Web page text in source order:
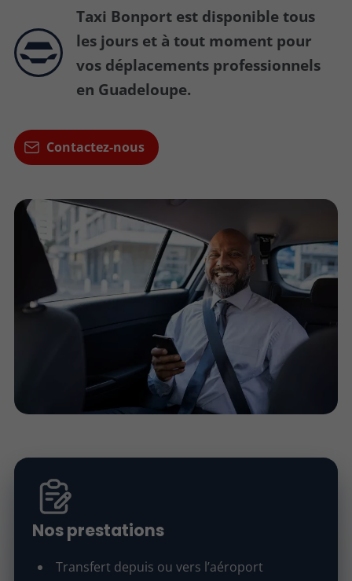
Taxi Bonport est disponible tous
les jours et à tout moment pour
vos déplacements professionnels
en Guadeloupe.
Contactez-nous
Nos prestations
Transfert depuis ou vers l’aéroport